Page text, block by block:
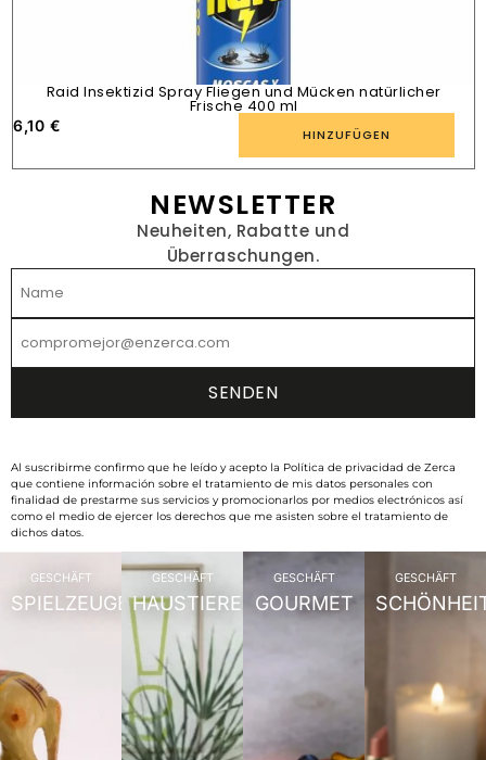
Raid Insektizid Spray Fliegen und Mücken natürlicher
Frische 400 ml
6,10 € HINZUFÜGEN
NEWSLETTER
Neuheiten, Rabatte und
Überraschungen.
Al suscribirme confirmo que he leído y acepto la Política de privacidad de Zerca
que contiene información sobre el tratamiento de mis datos personales con
finalidad de prestarme sus servicios y promocionarlos por medios electrónicos así
como el medio de ejercer los derechos que me asisten sobre el tratamiento de
dichos datos.
GESCHÄFT
SPIELZEUGE
GESCHÄFT
HAUSTIERE
GESCHÄFT
GOURMET
GESCHÄFT